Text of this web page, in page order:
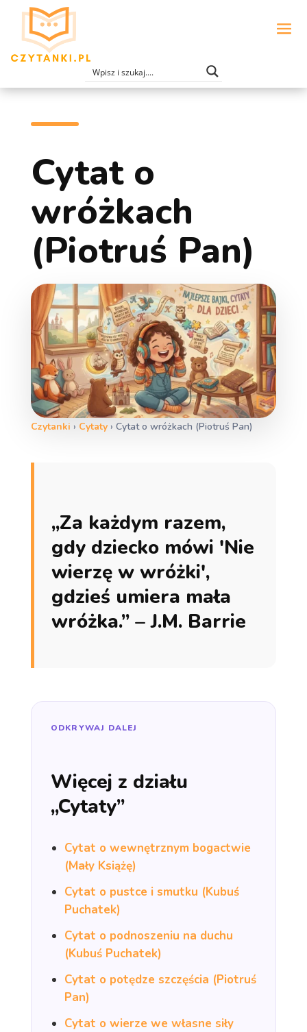
Cytat o
wróżkach
(Piotruś Pan)
Czytanki › Cytaty› Cytat o wróżkach (Piotruś Pan)
„Za każdym razem,
gdy dziecko mówi 'Nie
wierzę w wróżki',
gdzieś umiera mała
wróżka.” – J.M. Barrie
ODKRYWAJ DALEJ
Więcej z działu
„Cytaty”
Cytat o wewnętrznym bogactwie
(Mały Książę)
Cytat o pustce i smutku (Kubuś
Puchatek)
Cytat o podnoszeniu na duchu
(Kubuś Puchatek)
Cytat o potędze szczęścia (Piotruś
Pan)
Cytat o wierze we własne siły